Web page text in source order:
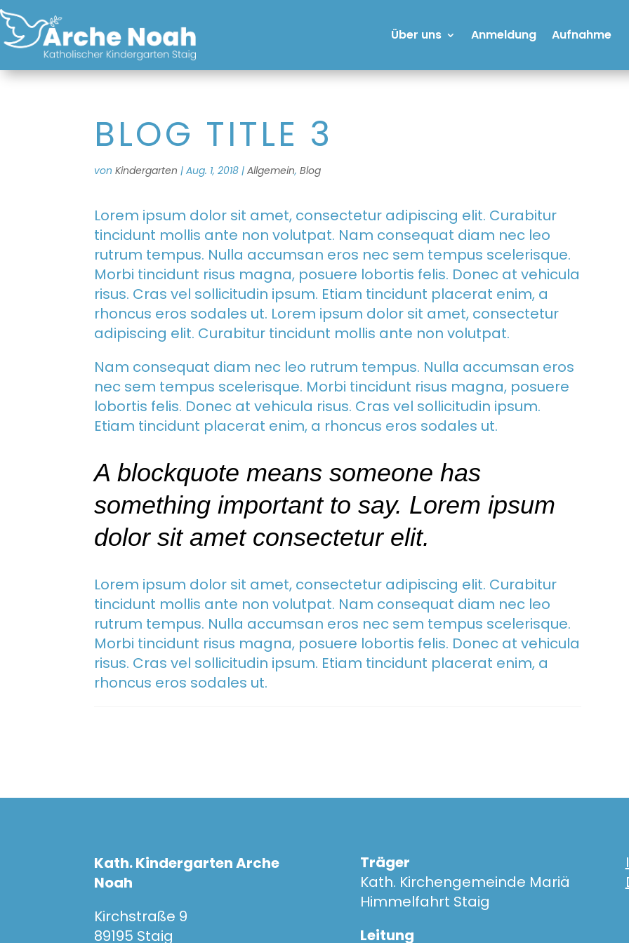
Über uns Anmeldung Aufnahme
BLOG TITLE 3
vonKindergarten |Aug. 1, 2018 |Allgemein,Blog
Lorem ipsum dolor sit amet, consectetur adipiscing elit. Curabitur
tincidunt mollis ante non volutpat. Nam consequat diam nec leo
rutrum tempus. Nulla accumsan eros nec sem tempus scelerisque.
Morbi tincidunt risus magna, posuere lobortis felis. Donec at vehicula
risus. Cras vel sollicitudin ipsum. Etiam tincidunt placerat enim, a
rhoncus eros sodales ut. Lorem ipsum dolor sit amet, consectetur
adipiscing elit. Curabitur tincidunt mollis ante non volutpat.
Nam consequat diam nec leo rutrum tempus. Nulla accumsan eros
nec sem tempus scelerisque. Morbi tincidunt risus magna, posuere
lobortis felis. Donec at vehicula risus. Cras vel sollicitudin ipsum.
Etiam tincidunt placerat enim, a rhoncus eros sodales ut.
A blockquote means someone has
something important to say. Lorem ipsum
dolor sit amet consectetur elit.
Lorem ipsum dolor sit amet, consectetur adipiscing elit. Curabitur
tincidunt mollis ante non volutpat. Nam consequat diam nec leo
rutrum tempus. Nulla accumsan eros nec sem tempus scelerisque.
Morbi tincidunt risus magna, posuere lobortis felis. Donec at vehicula
risus. Cras vel sollicitudin ipsum. Etiam tincidunt placerat enim, a
rhoncus eros sodales ut.
Kath. Kindergarten Arche
Noah
Kirchstraße 9
89195 Staig
Träger
Kath. Kirchengemeinde Mariä
Himmelfahrt Staig
Leitung